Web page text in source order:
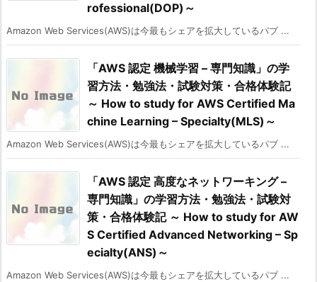
rofessional(DOP)～
Amazon Web Services(AWS)は今最もシェアを拡大しているパブ ...
「AWS 認定 機械学習 – 専門知識」の学
習方法・勉強法・試験対策・合格体験記
～ How to study for AWS Certified Ma
chine Learning – Specialty(MLS)～
Amazon Web Services(AWS)は今最もシェアを拡大しているパブ ...
「AWS 認定 高度なネットワーキング –
専門知識」の学習方法・勉強法・試験対
策・合格体験記 ～ How to study for AW
S Certified Advanced Networking – Sp
ecialty(ANS)～
Amazon Web Services(AWS)は今最もシェアを拡大しているパブ ...